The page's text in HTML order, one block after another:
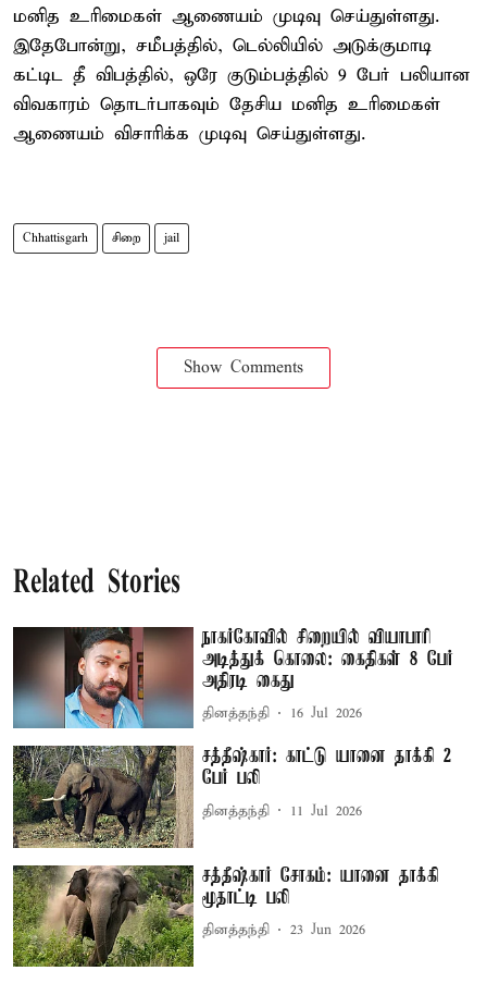
மனித உரிமைகள் ஆணையம் முடிவு செய்துள்ளது.
இதேபோன்று, சமீபத்தில், டெல்லியில் அடுக்குமாடி
கட்டிட தீ விபத்தில், ஒரே குடும்பத்தில் 9 பேர் பலியான
விவகாரம் தொடர்பாகவும் தேசிய மனித உரிமைகள்
ஆணையம் விசாரிக்க முடிவு செய்துள்ளது.
Chhattisgarh சிறை jail
Show Comments
Related Stories
நாகர்கோவில் சிறையில் வியாபாரி
அடித்துக் கொலை: கைதிகள் 8 பேர்
அதிரடி கைது
தினத்தந்தி 16 Jul 2026
சத்தீஷ்கார்: காட்டு யானை தாக்கி 2
பேர் பலி
தினத்தந்தி 11 Jul 2026
சத்தீஷ்கார் சோகம்: யானை தாக்கி
மூதாட்டி பலி
தினத்தந்தி 23 Jun 2026